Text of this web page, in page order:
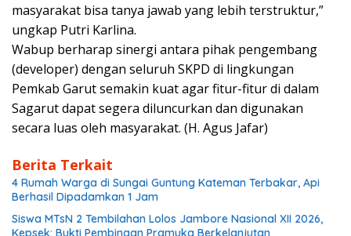
masyarakat bisa tanya jawab yang lebih terstruktur,”
ungkap Putri Karlina.
Wabup berharap sinergi antara pihak pengembang
(developer) dengan seluruh SKPD di lingkungan
Pemkab Garut semakin kuat agar fitur-fitur di dalam
Sagarut dapat segera diluncurkan dan digunakan
secara luas oleh masyarakat. (H. Agus Jafar)
Berita Terkait
4 Rumah Warga di Sungai Guntung Kateman Terbakar, Api
Berhasil Dipadamkan 1 Jam
Siswa MTsN 2 Tembilahan Lolos Jambore Nasional XII 2026,
Kepsek: Bukti Pembinaan Pramuka Berkelanjutan